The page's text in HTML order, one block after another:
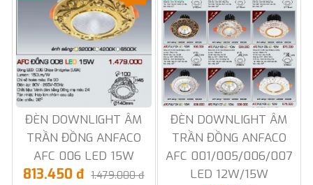
ĐÈN DOWNLIGHT ÂM
TRẦN ĐỒNG ANFACO
AFC 006 LED 15W
813.450 đ 1.479.000 đ
ĐÈN DOWNLIGHT ÂM
TRẦN ĐỒNG ANFACO
AFC 001/005/006/007
LED 12W/15W